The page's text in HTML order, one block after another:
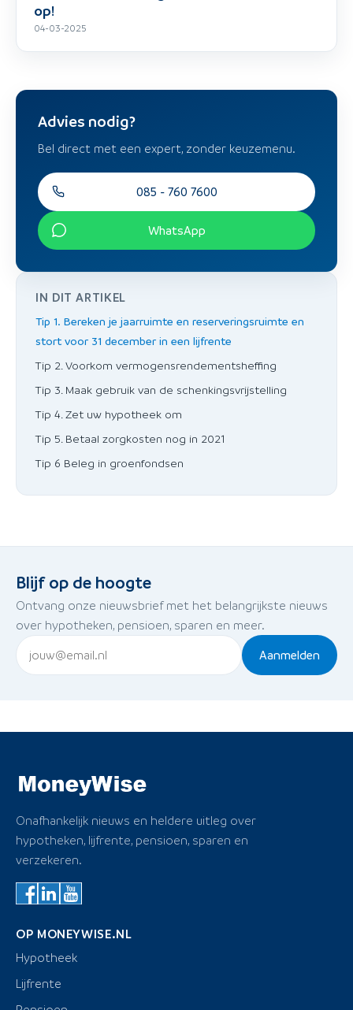
op!
04-03-2025
IN DIT ARTIKEL
Tip 1. Bereken je jaarruimte en reserveringsruimte en
stort voor 31 december in een lijfrente
Tip 2. Voorkom vermogensrendementsheffing
Tip 3. Maak gebruik van de schenkingsvrijstelling
Tip 4. Zet uw hypotheek om
Tip 5. Betaal zorgkosten nog in 2021
Tip 6 Beleg in groenfondsen
Advies nodig?
Bel direct met een expert, zonder keuzemenu.
085 - 760 7600
WhatsApp
Blijf op de hoogte
Ontvang onze nieuwsbrief met het belangrijkste nieuws
over hypotheken, pensioen, sparen en meer.
Aanmelden
Onafhankelijk nieuws en heldere uitleg over
hypotheken, lijfrente, pensioen, sparen en
verzekeren.
OP MONEYWISE.NL
Hypotheek
Lijfrente